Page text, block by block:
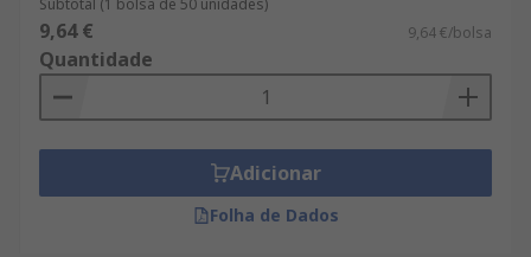
Subtotal (1 bolsa de 50 unidades)
9,64 € 9,64 €/bolsa
Quantidade
Adicionar
Folha de Dados